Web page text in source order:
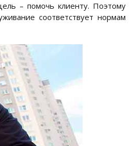
– помочь клиенту. Поэтому
соответствует нормам